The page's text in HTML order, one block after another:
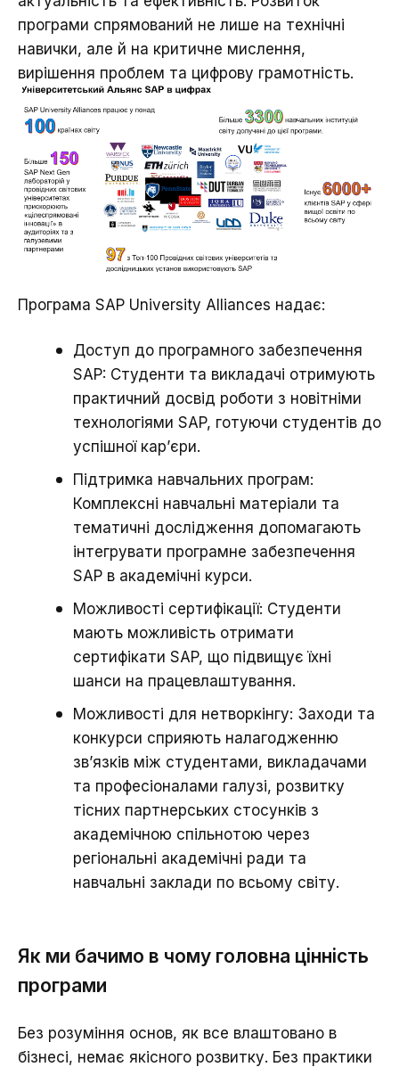
програми спрямований не лише на технічні
навички, але й на критичне мислення,
вирішення проблем та цифрову грамотність.
Програма SAP University Alliances надає:
Доступ до програмного забезпечення
SAP: Студенти та викладачі отримують
практичний досвід роботи з новітніми
технологіями SAP, готуючи студентів до
успішної кар’єри.
Підтримка навчальних програм:
Комплексні навчальні матеріали та
тематичні дослідження допомагають
інтегрувати програмне забезпечення
SAP в академічні курси.
Можливості сертифікації: Студенти
мають можливість отримати
сертифікати SAP, що підвищує їхні
шанси на працевлаштування.
Можливості для нетворкінгу: Заходи та
конкурси сприяють налагодженню
зв’язків між студентами, викладачами
та професіоналами галузі, розвитку
тісних партнерських стосунків з
академічною спільнотою через
регіональні академічні ради та
навчальні заклади по всьому світу.
Як ми бачимо в чому головна цінність
програми
Без розуміння основ, як все влаштовано в
бізнесі, немає якісного розвитку. Без практики